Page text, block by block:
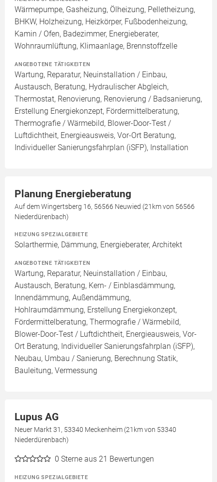
Wärmepumpe, Gasheizung, Ölheizung, Pelletheizung,
BHKW, Holzheizung, Heizkörper, Fußbodenheizung,
Kamin / Ofen, Badezimmer, Energieberater,
Wohnraumlüftung, Klimaanlage, Brennstoffzelle
ANGEBOTENE TÄTIGKEITEN
Wartung, Reparatur, Neuinstallation / Einbau,
Austausch, Beratung, Hydraulischer Abgleich,
Thermostat, Renovierung, Renovierung / Badsanierung,
Erstellung Energiekonzept, Fördermittelberatung,
Thermografie / Wärmebild, Blower-Door-Test /
Luftdichtheit, Energieausweis, Vor-Ort Beratung,
Individueller Sanierungsfahrplan (iSFP), Installation
Planung Energieberatung
Auf dem Wingertsberg 16, 56566 Neuwied (21km von 56566
Niederdürenbach)
HEIZUNG SPEZIALGEBIETE
Solarthermie, Dämmung, Energieberater, Architekt
ANGEBOTENE TÄTIGKEITEN
Wartung, Reparatur, Neuinstallation / Einbau,
Austausch, Beratung, Kern- / Einblasdämmung,
Innendämmung, Außendämmung,
Hohlraumdämmung, Erstellung Energiekonzept,
Fördermittelberatung, Thermografie / Wärmebild,
Blower-Door-Test / Luftdichtheit, Energieausweis, Vor-
Ort Beratung, Individueller Sanierungsfahrplan (iSFP),
Neubau, Umbau / Sanierung, Berechnung Statik,
Bauleitung, Vermessung
Lupus AG
Neuer Markt 31, 53340 Meckenheim (21km von 53340
Niederdürenbach)
0 Sterne aus 21 Bewertungen
HEIZUNG SPEZIALGEBIETE